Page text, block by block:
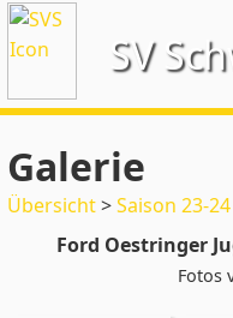
SV
Galerie
Übersicht>Saison 23-24
Ford Oestringer
Fotos